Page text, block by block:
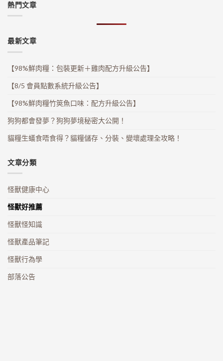
熱門文章
最新文章
【98%鮮肉糧：包裝更新＋雞肉配方升級公告】
【8/5 會員點數系統升級公告】
【98%鮮肉糧竹筴魚口味：配方升級公告】
狗狗都會發夢？狗狗夢境秘密大公開！
貓糧生蟻食唔食得？貓糧儲存、分裝、變壞處理全攻略！
文章分類
怪獸健康中心
怪獸好推薦
怪獸怪知識
怪獸產品筆記
怪獸行為學
部落公告